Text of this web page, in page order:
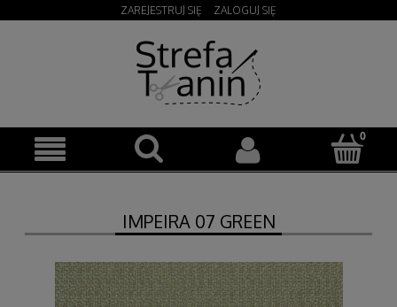
ZAREJESTRUJ SIĘ ZALOGUJ SIĘ
IMPEIRA 07 GREEN